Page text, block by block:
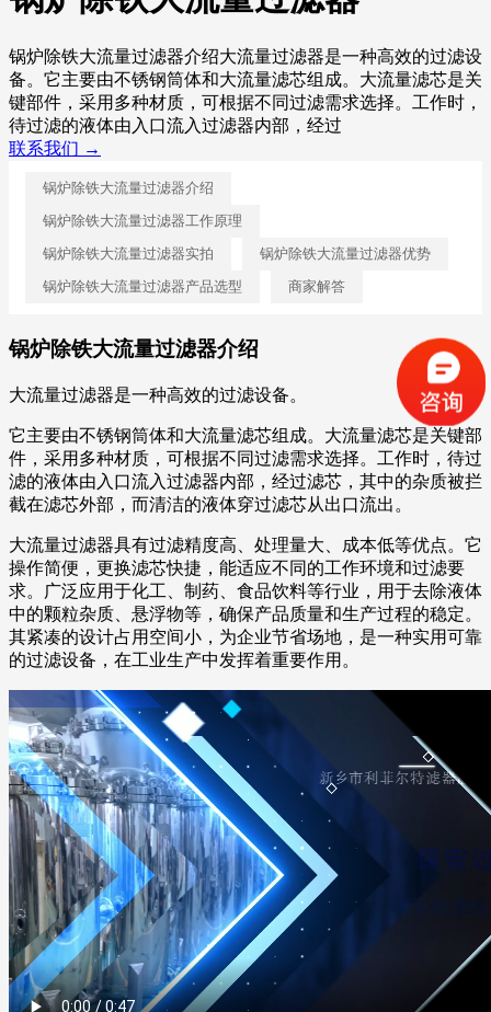
锅炉除铁大流量过滤器介绍大流量过滤器是一种高效的过滤设
备。它主要由不锈钢筒体和大流量滤芯组成。大流量滤芯是关
键部件，采用多种材质，可根据不同过滤需求选择。工作时，
待过滤的液体由入口流入过滤器内部，经过
联系我们 →
锅炉除铁大流量过滤器介绍
锅炉除铁大流量过滤器工作原理
锅炉除铁大流量过滤器实拍
锅炉除铁大流量过滤器优势
锅炉除铁大流量过滤器产品选型
商家解答
锅炉除铁大流量过滤器介绍
大流量过滤器是一种高效的过滤设备。
它主要由不锈钢筒体和大流量滤芯组成。大流量滤芯是关键部
件，采用多种材质，可根据不同过滤需求选择。工作时，待过
滤的液体由入口流入过滤器内部，经过滤芯，其中的杂质被拦
截在滤芯外部，而清洁的液体穿过滤芯从出口流出。
大流量过滤器具有过滤精度高、处理量大、成本低等优点。它
操作简便，更换滤芯快捷，能适应不同的工作环境和过滤要
求。广泛应用于化工、制药、食品饮料等行业，用于去除液体
中的颗粒杂质、悬浮物等，确保产品质量和生产过程的稳定。
其紧凑的设计占用空间小，为企业节省场地，是一种实用可靠
的过滤设备，在工业生产中发挥着重要作用。